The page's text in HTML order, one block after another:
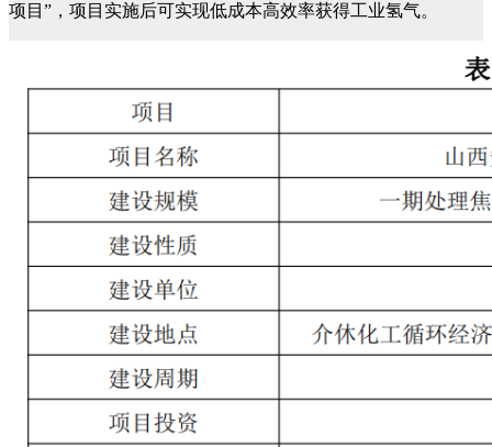
项目 ” ，项目实施后可实现低成本高效率获得工业氢气。